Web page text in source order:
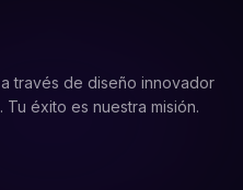
través de diseño innovador
éxito es nuestra misión.